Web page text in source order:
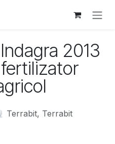
2013
Terrabit, Terrabit